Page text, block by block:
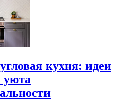
кухня: идеи
уюта